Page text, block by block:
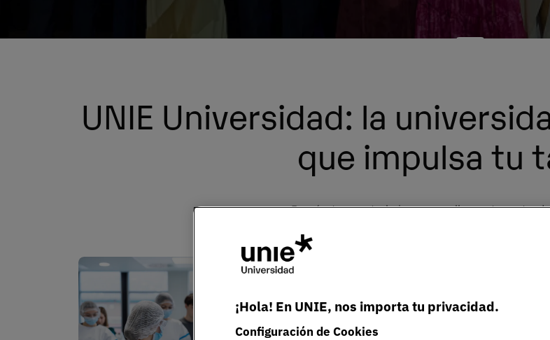
UNIE Universidad: la
que impulsa tu
Prepárate para trabajar en aquello que te gusta,
¡Hola! En UNIE, nos importa tu privacidad.
Configuración de Cookies